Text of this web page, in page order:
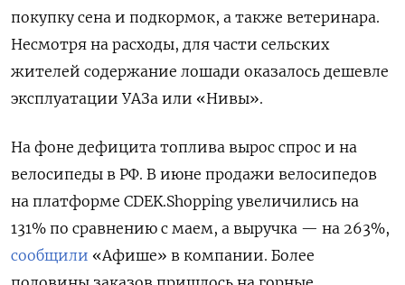
покупку сена и подкормок, а также ветеринара.
Несмотря на расходы, для части сельских
жителей содержание лошади оказалось дешевле
эксплуатации УАЗа или «Нивы».
На фоне дефицита топлива вырос спрос и на
велосипеды в РФ. В июне продажи велосипедов
на платформе CDEK.Shopping увеличились на
131% по сравнению с маем, а выручка — на 263%,
сообщили «Афише» в компании. Более